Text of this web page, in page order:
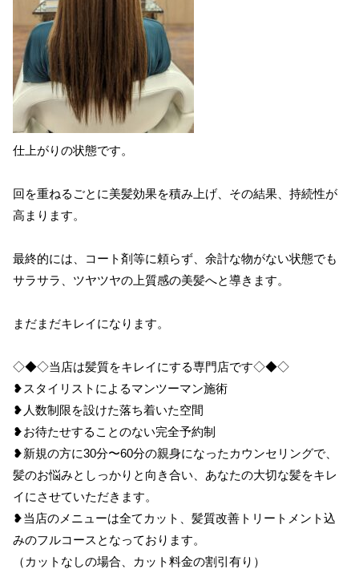
仕上がりの状態です。
回を重ねるごとに美髪効果を積み上げ、その結果、持続性が
高まります。
最終的には、コート剤等に頼らず、余計な物がない状態でも
サラサラ、ツヤツヤの上質感の美髪へと導きます。
まだまだキレイになります。
◇◆◇当店は髪質をキレイにする専門店です◇◆◇
❥スタイリストによるマンツーマン施術
❥人数制限を設けた落ち着いた空間
❥お待たせすることのない完全予約制
❥新規の方に30分〜60分の親身になったカウンセリングで、
髪のお悩みとしっかりと向き合い、あなたの大切な髪をキレ
イにさせていただきます。
❥当店のメニューは全てカット、髪質改善トリートメント込
みのフルコースとなっております。
（カットなしの場合、カット料金の割引有り）